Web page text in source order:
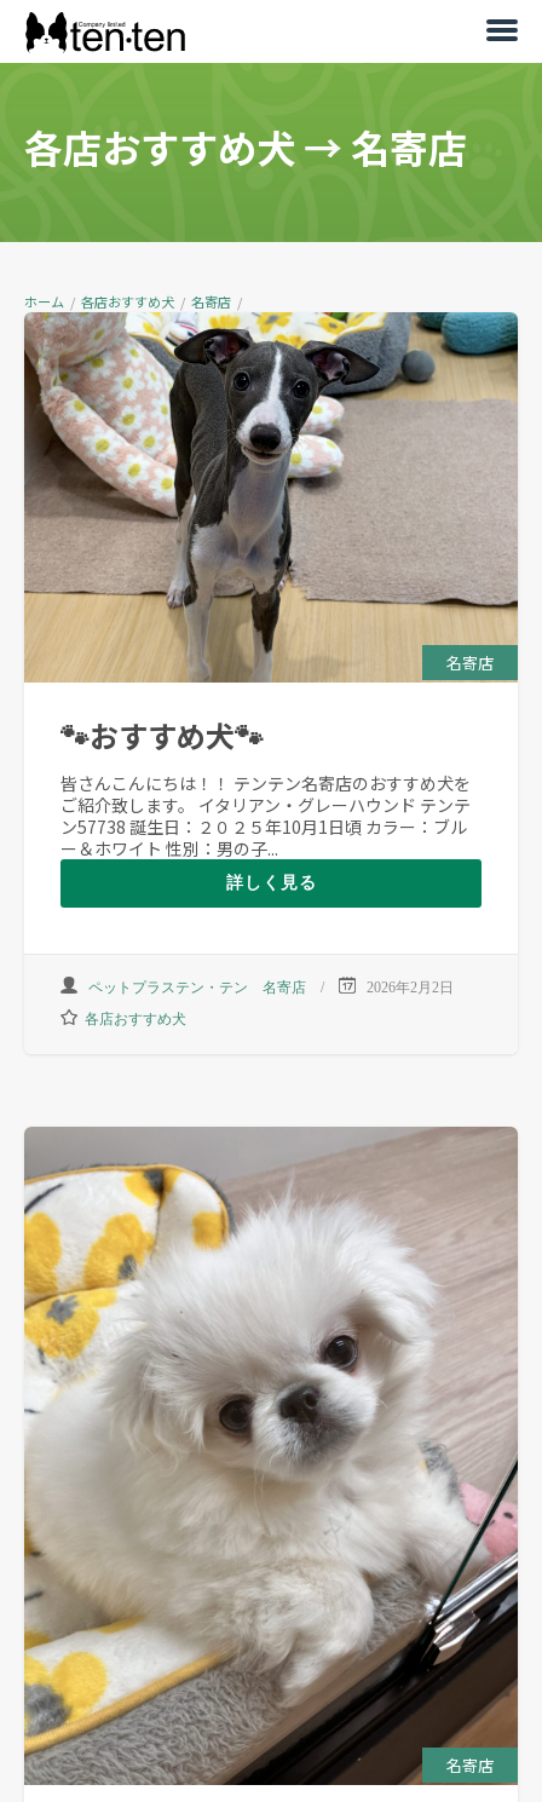
各店おすすめ犬→名寄店
ホーム / 各店おすすめ犬 / 名寄店 /
名寄店
🐾おすすめ犬🐾
皆さんこんにちは！！ テンテン名寄店のおすすめ犬を
ご紹介致します。 イタリアン・グレーハウンド テンテ
ン57738 誕生日：２０２５年10月1日頃 カラー：ブル
ー＆ホワイト 性別：男の子...
詳しく見る
ペットプラステン・テン 名寄店
2026年2月2日
各店おすすめ犬
名寄店